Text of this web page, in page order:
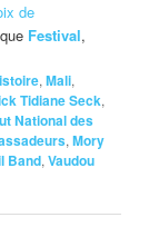
de
Festival,
,Mali,
Tidiane Seck,
National des
,Mory
Band,Vaudou